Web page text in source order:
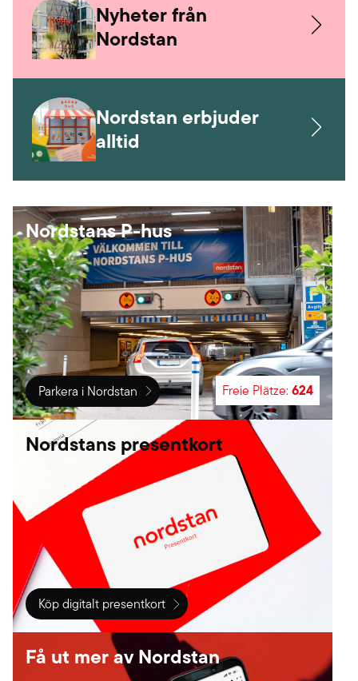
Nyheter från
Nordstan
Nordstan erbjuder
alltid
Nordstans P-hus
Parkera i Nordstan Freie Plätze:624
Nordstans presentkort
Köp digitalt presentkort
Få ut mer av Nordstan